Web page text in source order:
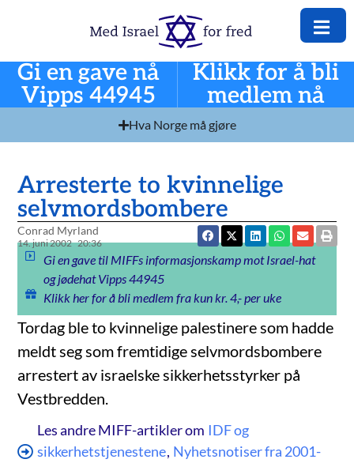
Gi en gave nå
Vipps 44945
Klikk for å bli
medlem nå
Hva Norge må gjøre
Arresterte to kvinnelige
selvmordsbombere
Conrad Myrland
14. juni 2002 20:36
Gi en gave til MIFFs informasjonskamp mot Israel-hat
og jødehat Vipps 44945
Klikk her for å bli medlem fra kun kr. 4,- per uke
Tordag ble to kvinnelige palestinere som hadde
meldt seg som fremtidige selvmordsbombere
arrestert av israelske sikkerhetsstyrker på
Vestbredden.
Les andre MIFF-artikler om IDF og
sikkerhetstjenestene, Nyhetsnotiser fra 2001-